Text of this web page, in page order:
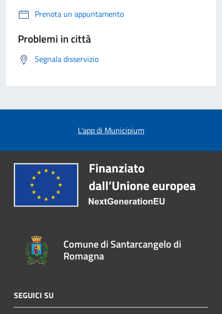
Prenota un appuntamento
Problemi in città
Segnala disservizio
L'app di Municipium
Comune di Santarcangelo di
Romagna
SEGUICI SU